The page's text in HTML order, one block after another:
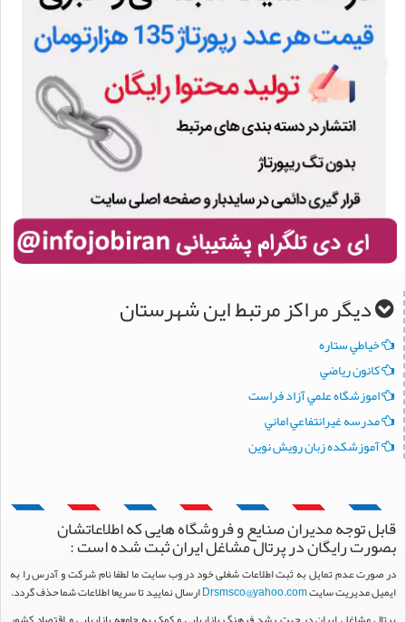
مراکز مرتبط این شهرستان
ستاره
رياضي
علمي آزاد فراست
غيرانتفاعي اماني
زبان رويش نوين
مدیران صنایع و فروشگاه هایی که اطلاعاتشان
رایگان در پرتال مشاغل ایران ثبت شده است :
عدم تمایل به ثبت اطلاعات شغلی خود در وب سایت ما لطفا نام شرکت و آدرس را به
سایتDrsmsco@yahoo.comارسال نمایید تا سریعا اطلاعات شما حذف گردد.